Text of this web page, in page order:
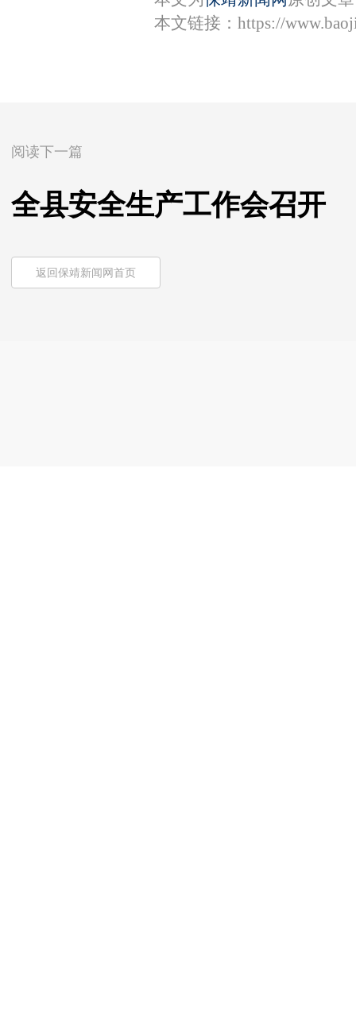
本文链接： https://
阅读下一篇
全县安全生产工作会召开
返回保靖新闻网首页